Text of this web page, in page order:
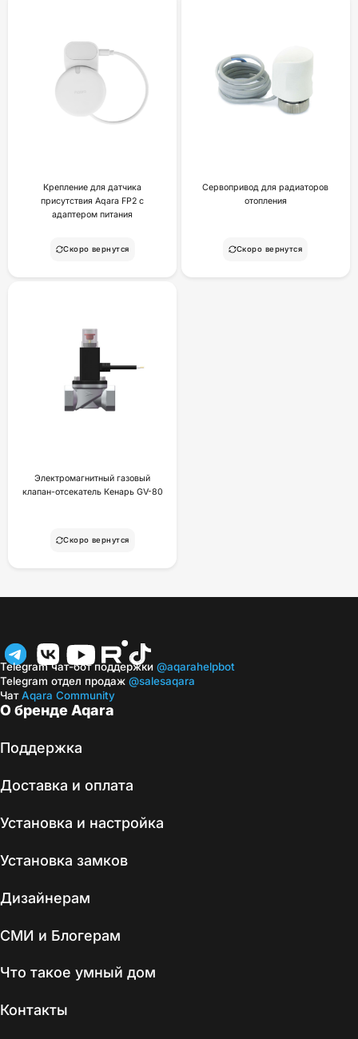
Крепление для датчика
присутствия Aqara FP2 с
адаптером питания
Скоро вернутся
Сервопривод для радиаторов
отопления
Скоро вернутся
Электромагнитный газовый
клапан-отсекатель Кенарь GV-80
Скоро вернутся
О бренде Aqara
Поддержка
Доставка и оплата
Установка и настройка
Установка замков
Дизайнерам
СМИ и Блогерам
Что такое умный дом
Контакты
Telegram чат-бот поддержки @aqarahelpbot
Telegram отдел продаж @salesaqara
ЧатAqara Community